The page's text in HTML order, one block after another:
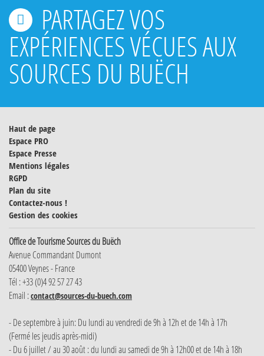
PARTAGEZ VOS
EXPÉRIENCES VÉCUES AUX
SOURCES DU BUËCH
Haut de page
Espace PRO
Espace Presse
Mentions légales
RGPD
Plan du site
Contactez-nous !
Gestion des cookies
Office de Tourisme Sources du Buëch
Avenue Commandant Dumont
05400 Veynes - France
Tél : +33 (0)4 92 57 27 43
Email :contact@sources-du-buech.com
- De septembre à juin: Du lundi au vendredi de 9h à 12h et de 14h à 17h
(Fermé les jeudis après-midi)
- Du 6 juillet / au 30 août : du lundi au samedi de 9h à 12h00 et de 14h à 18h